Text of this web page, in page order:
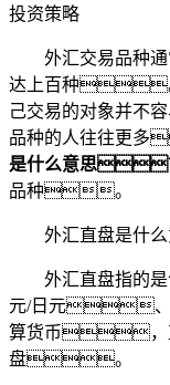
投资策略
外汇交易品种
达上百种。
己交易的对象并
品种的人往往更
是什么意思
品种。
外汇直盘是
外汇直盘指的
元/日元、
算货币，直
盘。